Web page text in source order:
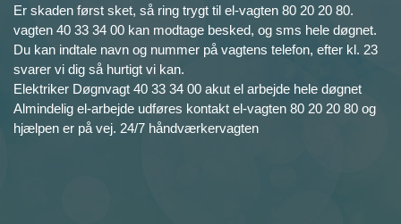
Er skaden først sket, så ring trygt til el-vagten 80 20 20 80.
vagten 40 33 34 00 kan modtage besked, og sms hele døgnet.
Du kan indtale navn og nummer på vagtens telefon, efter kl. 23
svarer vi dig så hurtigt vi kan.
Elektriker Døgnvagt 40 33 34 00 akut el arbejde hele døgnet
Almindelig el-arbejde udføres kontakt el-vagten 80 20 20 80 og
hjælpen er på vej. 24/7 håndværkervagten